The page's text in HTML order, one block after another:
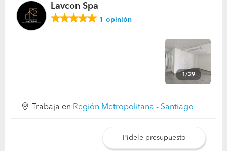
Lavcon Spa
1 opinión
1/29
Trabaja en Región Metropolitana - Santiago
Pídele presupuesto